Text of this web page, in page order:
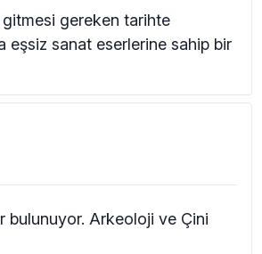
gitmesi gereken tarihte
eşsiz sanat eserlerine sahip bir
bulunuyor. Arkeoloji ve Çini